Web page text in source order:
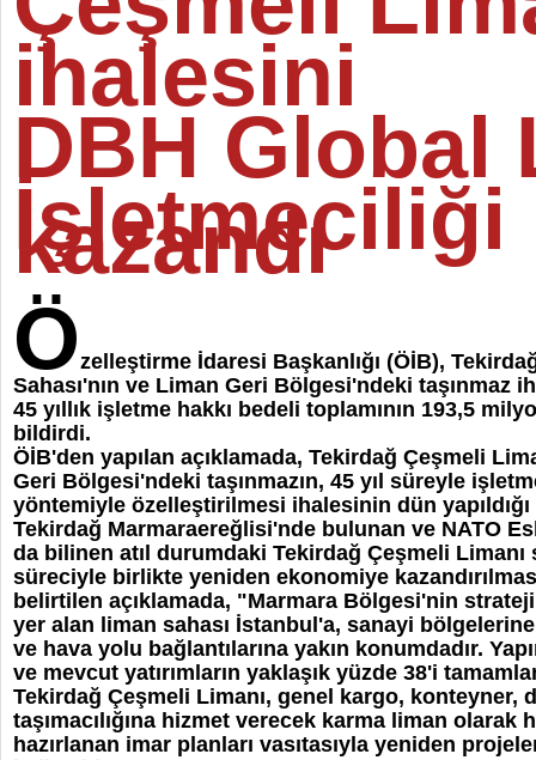
ihalesini
DBH Global
İşletmeciliği
kazandı
Özelleştirme İdaresi Başkanlığı (ÖİB),
Sahası'nın ve Liman Geri Bölgesi'ndeki taşınmaz
45 yıllık işletme hakkı bedeli toplamının 193,5
bildirdi.
ÖİB'den yapılan açıklamada, Tekirdağ Çeşmeli
Geri Bölgesi'ndeki taşınmazın, 45 yıl süreyle
yöntemiyle özelleştirilmesi ihalesinin dün
Tekirdağ Marmaraereğlisi'nde bulunan ve NATO
da bilinen atıl durumdaki Tekirdağ Çeşmeli Limanı
süreciyle birlikte yeniden ekonomiye
belirtilen açıklamada, "Marmara Bölgesi'nin
yer alan liman sahası İstanbul'a, sanayi
ve hava yolu bağlantılarına yakın konumdadır.
ve mevcut yatırımların yaklaşık yüzde 38'i
Tekirdağ Çeşmeli Limanı, genel kargo, konteyner,
taşımacılığına hizmet verecek karma liman olarak
hazırlanan imar planları vasıtasıyla yeniden